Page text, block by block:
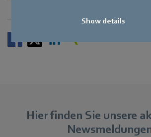
Show details
Hier finden Sie unsere